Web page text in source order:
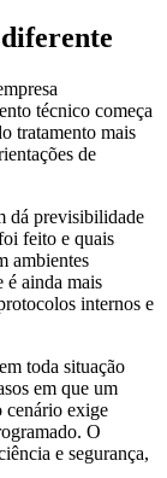
técnico começa
tratamento mais
de
dá previsibilidade
feito e quais
ambientes
é ainda mais
internos e
toda situação
em que um
cenário exige
O
e segurança,